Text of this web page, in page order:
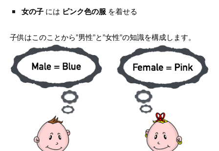
女の子 には ピンク色の服 を着せる
子供はこのことから”男性”と”女性”の知識を構成します。